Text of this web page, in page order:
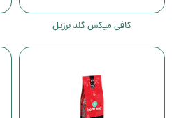
کافی میکس گلد برزیل